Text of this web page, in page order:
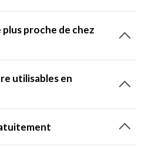
proche de chez
utilisables en